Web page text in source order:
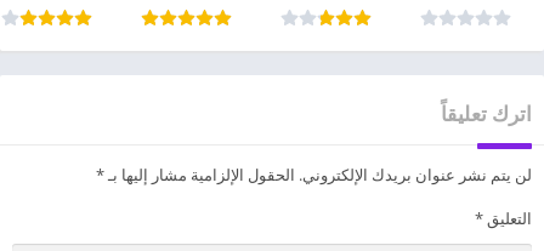
اترك تعليقاً
لن يتم نشر عنوان بريدك الإلكتروني. الحقول الإلزامية مشار إليها بـ*
التعليق *